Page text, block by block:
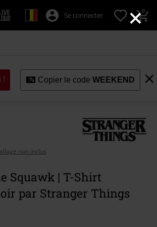
×
Se connecter 0
! Copier le codeWEEKEND
non inclus
Squawk | T-Shirt
par Stranger Things